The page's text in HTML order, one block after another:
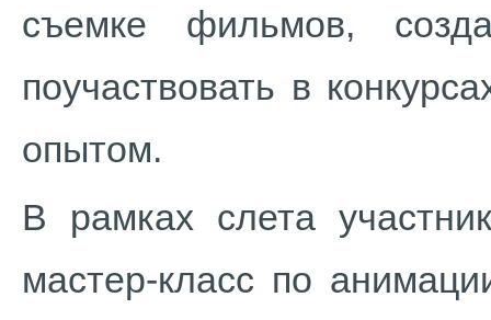
съемке фильмов,
поучаствовать в
опытом.
В рамках слета
мастер-класс по